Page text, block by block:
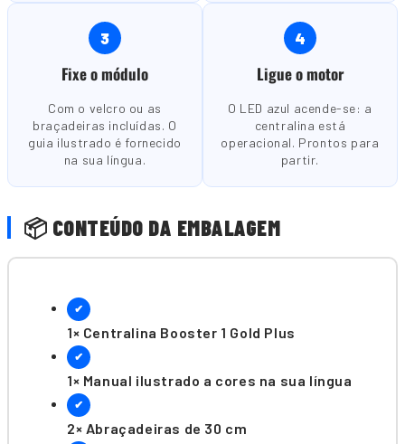
3
Fixe o módulo
Com o velcro ou as
braçadeiras incluídas. O
guia ilustrado é fornecido
na sua língua.
4
Ligue o motor
O LED azul acende-se: a
centralina está
operacional. Prontos para
partir.
📦 CONTEÚDO DA EMBALAGEM
✔
1× Centralina Booster 1 Gold Plus
✔
1× Manual ilustrado a cores na sua língua
✔
2× Abraçadeiras de 30 cm